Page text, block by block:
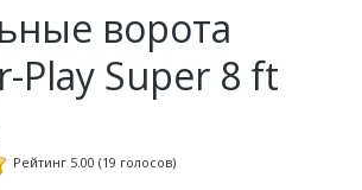
ворота
Play Super 8 ft
Рейтинг 5.00 (19 голосов)